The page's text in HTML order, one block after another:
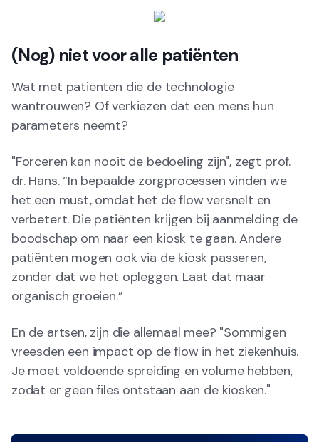
(Nog) niet voor alle patiënten
Wat met patiënten die de technologie
wantrouwen? Of verkiezen dat een mens hun
parameters neemt?
"Forceren kan nooit de bedoeling zijn", zegt prof.
dr. Hans. “In bepaalde zorgprocessen vinden we
het een must, omdat het de flow versnelt en
verbetert. Die patiënten krijgen bij aanmelding de
boodschap om naar een kiosk te gaan. Andere
patiënten mogen ook via de kiosk passeren,
zonder dat we het opleggen. Laat dat maar
organisch groeien.”
En de artsen, zijn die allemaal mee? "Sommigen
vreesden een impact op de flow in het ziekenhuis.
Je moet voldoende spreiding en volume hebben,
zodat er geen files ontstaan aan de kiosken."